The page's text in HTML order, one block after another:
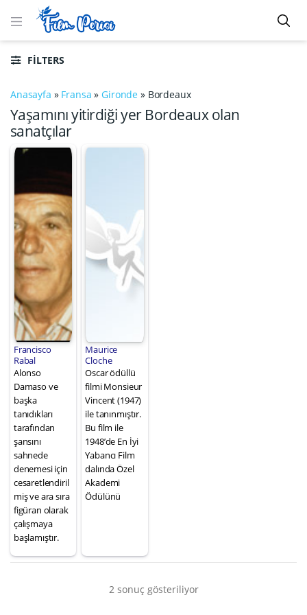
FILTERS
Anasayfa » Fransa »Gironde » Bordeaux
Yaşamını yitirdiği yer Bordeaux olan
sanatçılar
Francisco
Rabal
Alonso
Damaso ve
başka
tanıdıkları
tarafından
şansını
sahnede
denemesi için
cesaretlendiril
miş ve ara sıra
figüran olarak
çalışmaya
başlamıştır.
Maurice
Cloche
Oscar ödüllü
filmi Monsieur
Vincent (1947)
ile tanınmıştır.
Bu film ile
1948’de En İyi
Yabancı Film
dalında Özel
Akademi
Ödülünü
2 sonuç gösteriliyor